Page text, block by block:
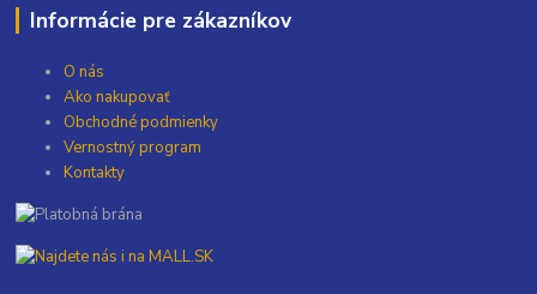
Informácie pre zákazníkov
O nás
Ako nakupovať
Obchodné podmienky
Vernostný program
Kontakty